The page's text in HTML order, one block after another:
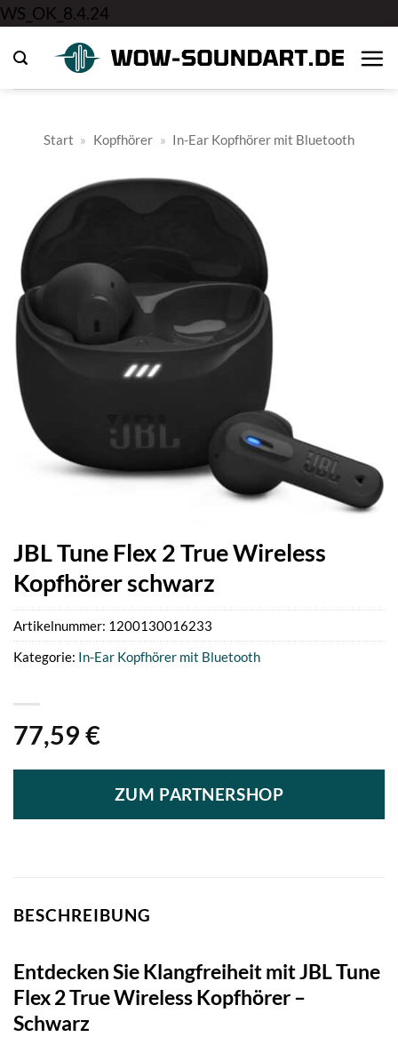
WS_OK_8.4.24
springen
Start » Kopfhörer » In-Ear Kopfhörer mit Bluetooth
JBL Tune Flex 2 True Wireless
Kopfhörer schwarz
77,59 €
ZUM PARTNERSHOP
Artikelnummer: 1200130016233
Kategorie: In-Ear Kopfhörer mit Bluetooth
BESCHREIBUNG
Entdecken Sie Klangfreiheit mit JBL Tune
Flex 2 True Wireless Kopfhörer –
Schwarz